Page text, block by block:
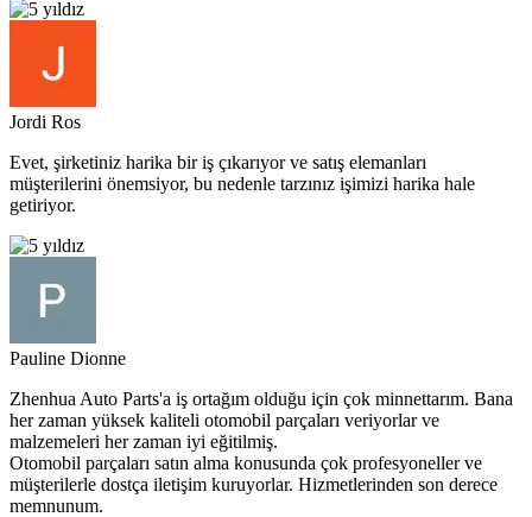
Jordi Ros
Evet, şirketiniz harika bir iş çıkarıyor ve satış elemanları
müşterilerini önemsiyor, bu nedenle tarzınız işimizi harika hale
getiriyor.
Pauline Dionne
Zhenhua Auto Parts'a iş ortağım olduğu için çok minnettarım. Bana
her zaman yüksek kaliteli otomobil parçaları veriyorlar ve
malzemeleri her zaman iyi eğitilmiş.
Otomobil parçaları satın alma konusunda çok profesyoneller ve
müşterilerle dostça iletişim kuruyorlar. Hizmetlerinden son derece
memnunum.